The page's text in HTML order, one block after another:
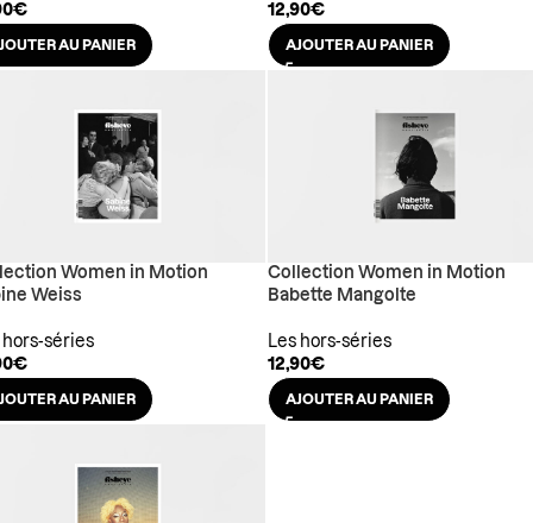
€
AU PANIER
12,90€
AJOUTER AU PANIER
Women in Motion
Weiss
hors-séries
€
AU PANIER
Collection Women in Motion
Babette Mangolte
Les hors-séries
12,90€
AJOUTER AU PANIER